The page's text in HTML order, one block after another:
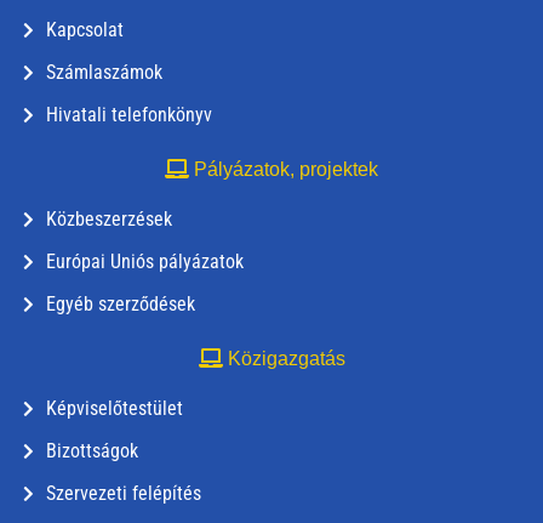
Kapcsolat
Számlaszámok
Hivatali telefonkönyv
Pályázatok, projektek
Közbeszerzések
Európai Uniós pályázatok
Egyéb szerződések
Közigazgatás
Képviselőtestület
Bizottságok
Szervezeti felépítés